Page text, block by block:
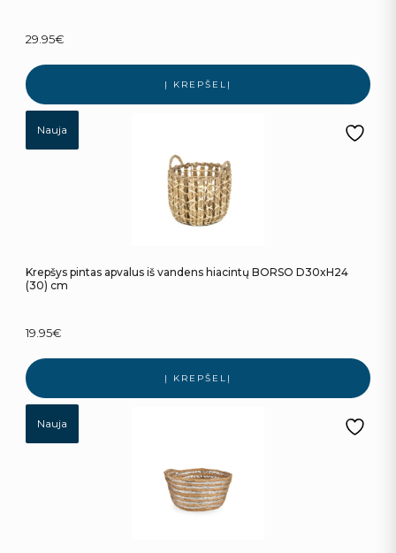
29.95€
Į KREPŠELĮ
Nauja
Krepšys pintas apvalus iš vandens hiacintų BORSO D30xH24
(30) cm
19.95€
Į KREPŠELĮ
Nauja